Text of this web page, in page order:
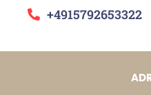
+4915792653322